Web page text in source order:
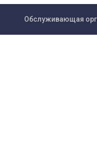
Обслуживающая